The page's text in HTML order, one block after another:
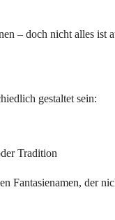
– doch nicht alles ist
gestaltet sein:
Tradition
Fantasienamen, der